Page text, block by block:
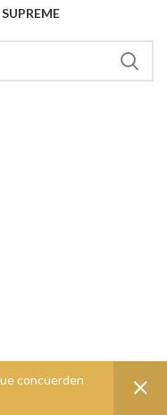
SUPREME
concuerden